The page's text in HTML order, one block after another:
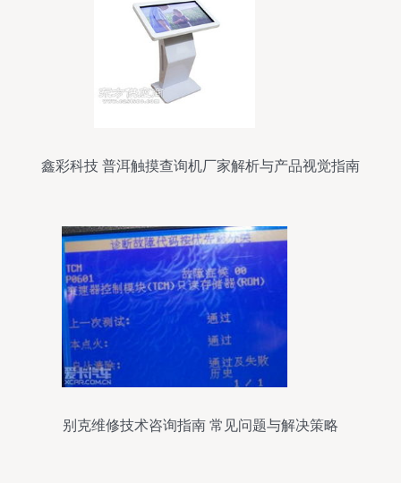
鑫彩科技 普洱触摸查询机厂家解析与产品视觉指南
别克维修技术咨询指南 常见问题与解决策略